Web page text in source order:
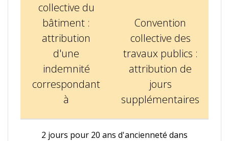
collective du
bâtiment :
attribution
d'une
indemnité
correspondant
à
Convention
collective des
travaux publics :
attribution de
jours
supplémentaires
2 jours pour 20 ans d'ancienneté dans